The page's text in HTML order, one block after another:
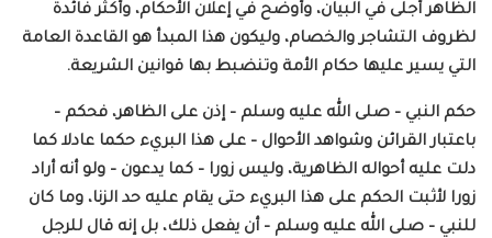
الظاهر أجلى في البيان، وأوضح في إعلان الأحكام، وأكثر فائدة
لظروف التشاجر والخصام، وليكون هذا المبدأ هو القاعدة العامة
التي يسير عليها حكام الأمة وتنضبط بها قوانين الشريعة.
حكم النبي – صلى الله عليه وسلم – إذن على الظاهر، فحكم –
باعتبار القرائن وشواهد الأحوال – على هذا البريء حكما عادلا كما
دلت عليه أحواله الظاهرية، وليس زورا – كما يدعون – ولو أنه أراد
زورا لأثبت الحكم على هذا البريء حتى يقام عليه حد الزنا، وما كان
للنبي – صلى الله عليه وسلم – أن يفعل ذلك، بل إنه قال للرجل